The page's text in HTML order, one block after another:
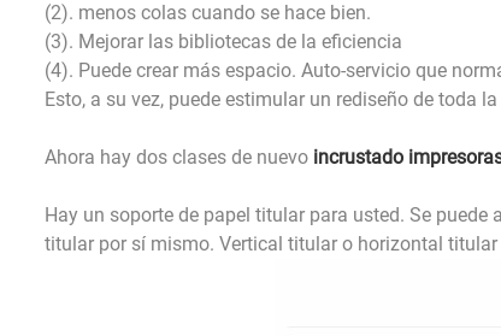
(2). menos colas cuando se hace bien.
(3). Mejorar las bibliotecas de la eficiencia
(4). Puede crear más espacio. Auto-servicio que
Esto, a su vez, puede estimular un rediseño de toda
Ahora hay dos clases de nuevo incrustado
Hay un soporte de papel titular para usted. Se
titular por sí mismo. Vertical titular o horizontal